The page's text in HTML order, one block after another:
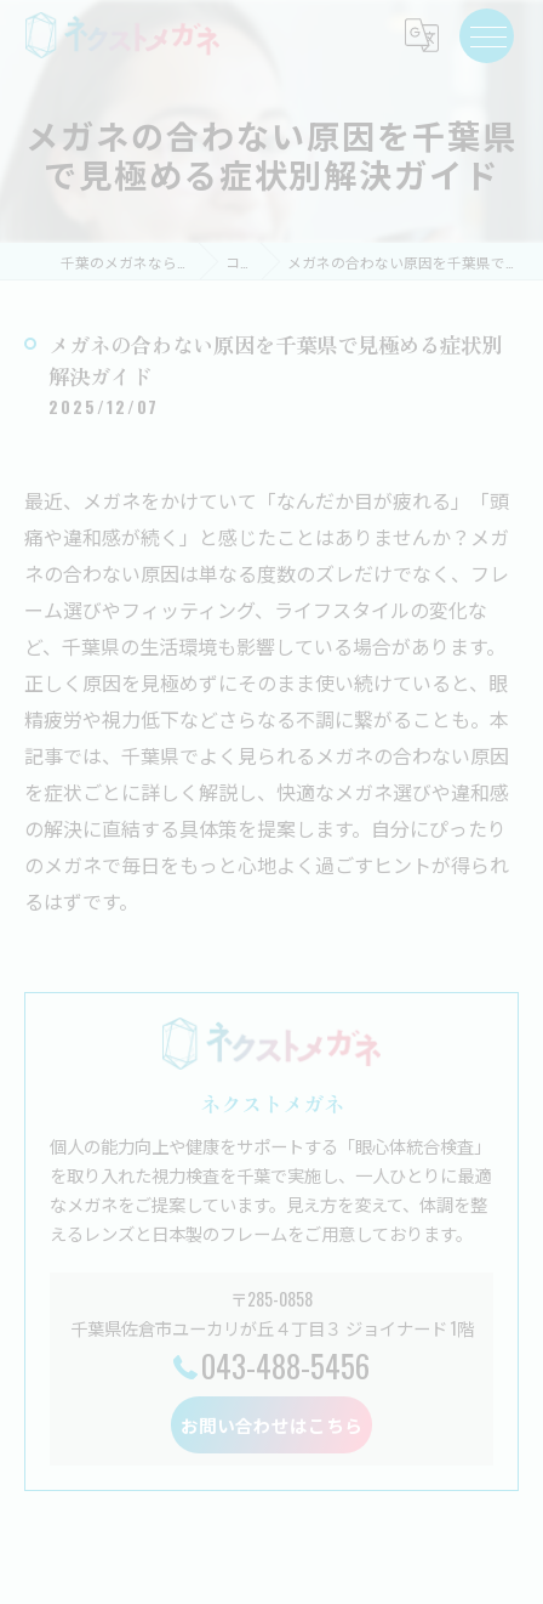
メガネの合わない原因を千葉県
で見極める症状別解決ガイド
コラム メガネの合わない原因を千葉県で見極める症状別解決ガイド
メガネの合わない原因を千葉県で見極める症状別
解決ガイド
2025/12/07
最近、メガネをかけていて「なんだか目が疲れる」「頭
痛や違和感が続く」と感じたことはありませんか？メガ
ネの合わない原因は単なる度数のズレだけでなく、フレ
ーム選びやフィッティング、ライフスタイルの変化な
ど、千葉県の生活環境も影響している場合があります。
正しく原因を見極めずにそのまま使い続けていると、眼
精疲労や視力低下などさらなる不調に繋がることも。本
記事では、千葉県でよく見られるメガネの合わない原因
を症状ごとに詳しく解説し、快適なメガネ選びや違和感
の解決に直結する具体策を提案します。自分にぴったり
のメガネで毎日をもっと心地よく過ごすヒントが得られ
るはずです。
ネクストメガネ
個人の能力向上や健康をサポートする「眼心体統合検査」
を取り入れた視力検査を千葉で実施し、一人ひとりに最適
なメガネをご提案しています。見え方を変えて、体調を整
えるレンズと日本製のフレームをご用意しております。
〒285-0858
千葉県佐倉市ユーカリが丘４丁目３ ジョイナード 1階
043-488-5456
お問い合わせはこちら